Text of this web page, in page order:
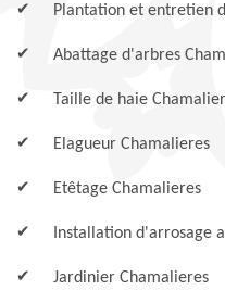
Plantation et entretien
Abattage d'arbres
Taille de haie
Elagueur Chamalieres
Etêtage Chamalieres
Installation d'arrosage
Jardinier Chamalieres